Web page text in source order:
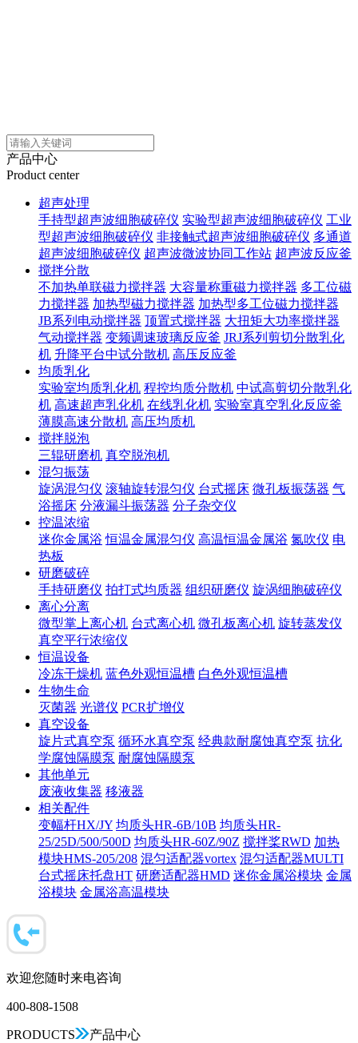
产品中心
Product center
超声处理
手持型超声波细胞破碎仪 实验型超声波细胞破碎仪 工业
型超声波细胞破碎仪 非接触式超声波细胞破碎仪 多通道
超声波细胞破碎仪 超声波微波协同工作站 超声波反应釜
搅拌分散
不加热单联磁力搅拌器 大容量称重磁力搅拌器 多工位磁
力搅拌器 加热型磁力搅拌器 加热型多工位磁力搅拌器
JB系列电动搅拌器 顶置式搅拌器 大扭矩大功率搅拌器
气动搅拌器 变频调速玻璃反应釜 JRJ系列剪切分散乳化
机 升降平台中试分散机 高压反应釜
均质乳化
实验室均质乳化机 程控均质分散机 中试高剪切分散乳化
机 高速超声乳化机 在线乳化机 实验室真空乳化反应釜
薄膜高速分散机 高压均质机
搅拌脱泡
三辊研磨机 真空脱泡机
混匀振荡
旋涡混匀仪 滚轴旋转混匀仪 台式摇床 微孔板振荡器 气
浴摇床 分液漏斗振荡器 分子杂交仪
控温浓缩
迷你金属浴 恒温金属混匀仪 高温恒温金属浴 氮吹仪 电
热板
研磨破碎
手持研磨仪 拍打式均质器 组织研磨仪 旋涡细胞破碎仪
离心分离
微型掌上离心机 台式离心机 微孔板离心机 旋转蒸发仪
真空平行浓缩仪
恒温设备
冷冻干燥机 蓝色外观恒温槽 白色外观恒温槽
生物生命
灭菌器 光谱仪 PCR扩增仪
真空设备
旋片式真空泵 循环水真空泵 经典款耐腐蚀真空泵 抗化
学腐蚀隔膜泵 耐腐蚀隔膜泵
其他单元
废液收集器 移液器
相关配件
变幅杆HX/JY 均质头HR-6B/10B 均质头HR-
25/25D/500/500D 均质头HR-60Z/90Z 搅拌桨RWD 加热
模块HMS-205/208 混匀适配器vortex 混匀适配器MULTI
台式摇床托盘HT 研磨适配器HMD 迷你金属浴模块 金属
浴模块 金属浴高温模块
欢迎您随时来电咨询
400-808-1508
PRODUCTS 产品中心